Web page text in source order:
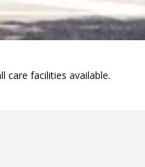
care facilities available.